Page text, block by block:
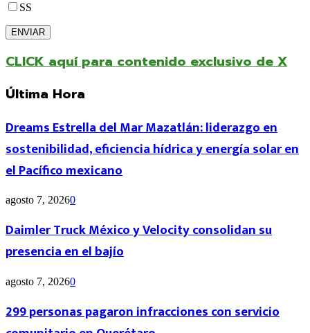
SS
CLICK aquí para contenido exclusivo de X
Última Hora
Dreams Estrella del Mar Mazatlán: liderazgo en
sostenibilidad, eficiencia hídrica y energía solar en
el Pacífico mexicano
agosto 7, 20260
Daimler Truck México y Velocity consolidan su
presencia en el bajío
agosto 7, 20260
299 personas pagaron infracciones con servicio